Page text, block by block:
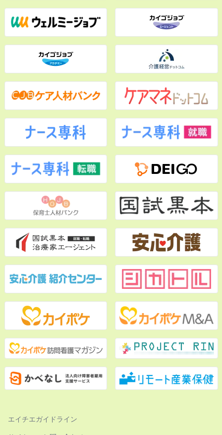
エイチエガイドライン